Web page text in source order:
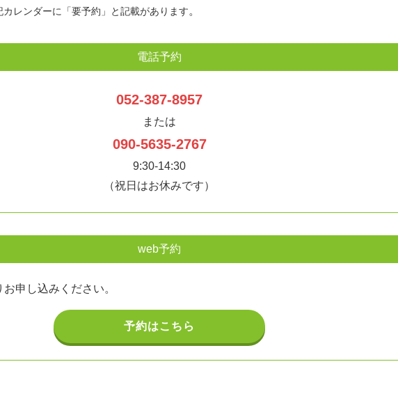
レンダーに「要予約」と記載があります。
電話予約
052-387-8957
または
090-5635-2767
9:30-14:30
（祝日はお休みです）
web予約
申し込みください。
予約はこちら